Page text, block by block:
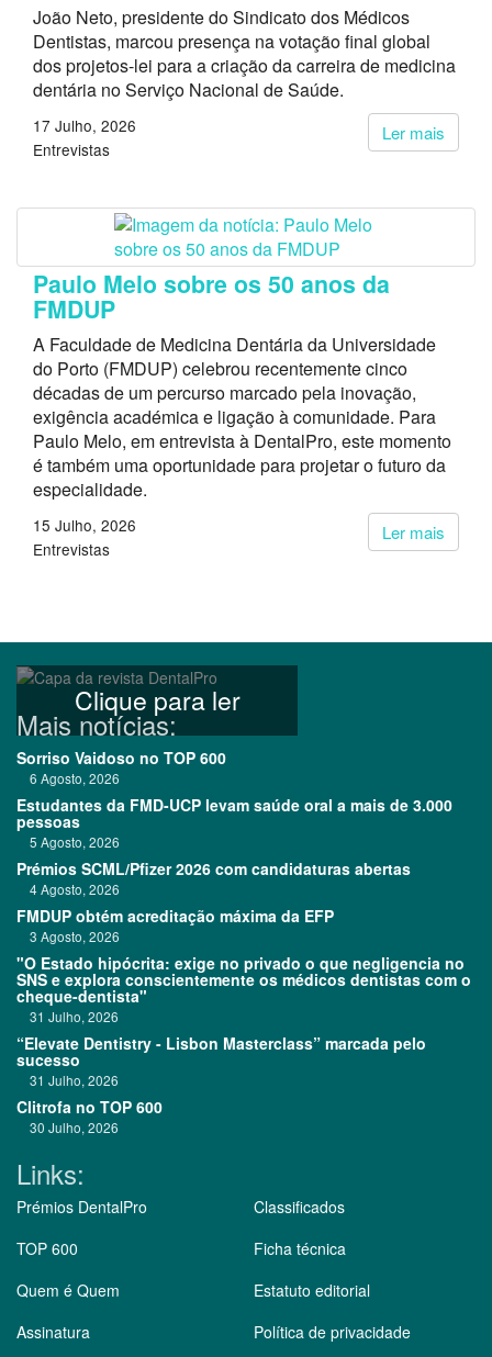
João Neto, presidente do Sindicato dos Médicos
Dentistas, marcou presença na votação final global
dos projetos-lei para a criação da carreira de medicina
dentária no Serviço Nacional de Saúde.
Ler mais
17 Julho, 2026
Entrevistas
Paulo Melo sobre os 50 anos da
FMDUP
A Faculdade de Medicina Dentária da Universidade
do Porto (FMDUP) celebrou recentemente cinco
décadas de um percurso marcado pela inovação,
exigência académica e ligação à comunidade. Para
Paulo Melo, em entrevista à DentalPro, este momento
é também uma oportunidade para projetar o futuro da
especialidade.
Ler mais
15 Julho, 2026
Entrevistas
Clique para ler
Mais notícias:
Sorriso Vaidoso no TOP 600
6 Agosto, 2026
Estudantes da FMD-UCP levam saúde oral a mais de 3.000
pessoas
5 Agosto, 2026
Prémios SCML/Pfizer 2026 com candidaturas abertas
4 Agosto, 2026
FMDUP obtém acreditação máxima da EFP
3 Agosto, 2026
"O Estado hipócrita: exige no privado o que negligencia no
SNS e explora conscientemente os médicos dentistas com o
cheque-dentista"
31 Julho, 2026
“Elevate Dentistry - Lisbon Masterclass” marcada pelo
sucesso
31 Julho, 2026
Clitrofa no TOP 600
30 Julho, 2026
Links:
Prémios DentalPro
TOP 600
Quem é Quem
Assinatura
Classificados
Ficha técnica
Estatuto editorial
Política de privacidade